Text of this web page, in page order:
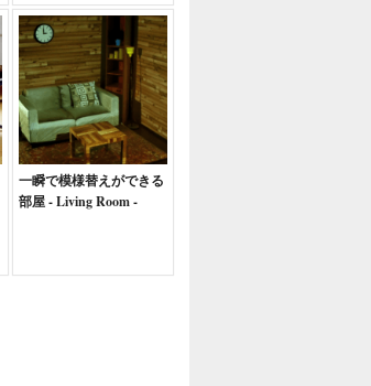
一瞬で模様替えができる
部屋 - Living Room -